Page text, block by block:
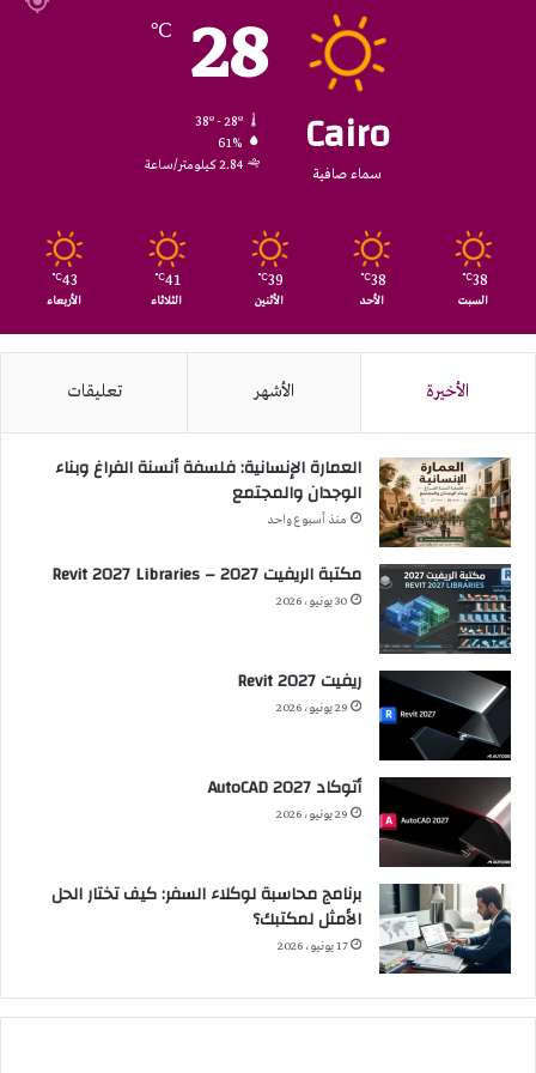
Cairo
سماء صافية
28
℃
38º - 28º
61%
2.84 كيلومتر/ساعة
38
℃
السبت
38
℃
الأحد
39
℃
الأثنين
41
℃
الثلاثاء
43
℃
الأربعاء
الأخيرة الأشهر تعليقات
العمارة الإنسانية: فلسفة أنسنة الفراغ وبناء
الوجدان والمجتمع
منذ أسبوع واحد
مكتبة الريفيت 2027 – Revit 2027 Libraries
30 يونيو، 2026
ريفيت 2027 Revit
29 يونيو، 2026
أتوكاد 2027 AutoCAD
29 يونيو، 2026
برنامج محاسبة لوكلاء السفر: كيف تختار الحل
الأمثل لمكتبك؟
17 يونيو، 2026